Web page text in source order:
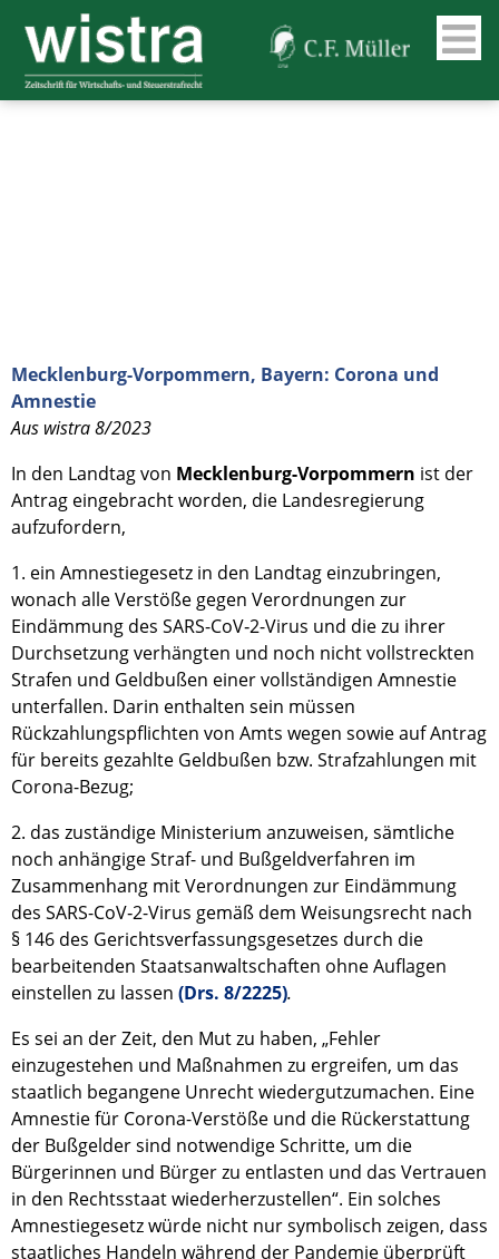
Mecklenburg-Vorpommern, Bayern: Corona und
Amnestie
Aus wistra 8/2023
In den Landtag von Mecklenburg-Vorpommern ist der
Antrag eingebracht worden, die Landesregierung
aufzufordern,
1. ein Amnestiegesetz in den Landtag einzubringen,
wonach alle Verstöße gegen Verordnungen zur
Eindämmung des SARS-CoV‑2-Virus und die zu ihrer
Durchsetzung verhängten und noch nicht vollstreckten
Strafen und Geldbußen einer vollständigen Amnestie
unterfallen. Darin enthalten sein müssen
Rückzahlungspflichten von Amts wegen sowie auf Antrag
für bereits gezahlte Geldbußen bzw. Strafzahlungen mit
Corona-Bezug;
2. das zuständige Ministerium anzuweisen, sämtliche
noch anhängige Straf- und Bußgeldverfahren im
Zusammenhang mit Verordnungen zur Eindämmung
des SARS-CoV‑2-Virus gemäß dem Weisungsrecht nach
§ 146 des Gerichtsverfassungsgesetzes durch die
bearbeitenden Staatsanwaltschaften ohne Auflagen
einstellen zu lassen (Drs. 8/2225).
Es sei an der Zeit, den Mut zu haben, „Fehler
einzugestehen und Maßnahmen zu ergreifen, um das
staatlich begangene Unrecht wiedergutzumachen. Eine
Amnestie für Corona-Verstöße und die Rückerstattung
der Bußgelder sind notwendige Schritte, um die
Bürgerinnen und Bürger zu entlasten und das Vertrauen
in den Rechtsstaat wiederherzustellen“. Ein solches
Amnestiegesetz würde nicht nur symbolisch zeigen, dass
staatliches Handeln während der Pandemie überprüft